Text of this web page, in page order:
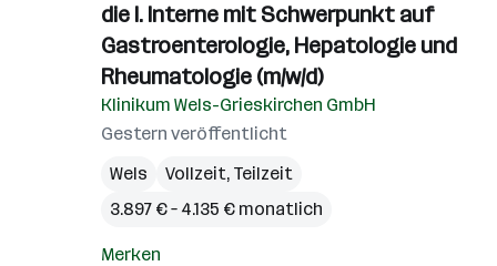
die I. Interne mit Schwerpunkt auf
Gastroenterologie, Hepatologie und
Rheumatologie (m/w/d)
Klinikum Wels-Grieskirchen GmbH
Gestern veröffentlicht
Wels
Vollzeit, Teilzeit
3.897 € – 4.135 € monatlich
Merken